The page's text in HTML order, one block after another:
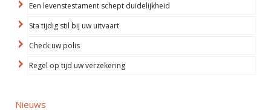
Een levenstestament schept duidelijkheid
Sta tijdig stil bij uw uitvaart
Check uw polis
Regel op tijd uw verzekering
Nieuws